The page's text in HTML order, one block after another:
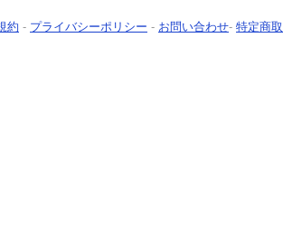
約 - プライバシーポリシー - お問い合わせ- 特定商